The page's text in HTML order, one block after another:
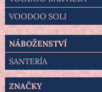
VOODOO SOLI
NÁBOŽENSTVÍ
SANTERÍA
ZNAČKY